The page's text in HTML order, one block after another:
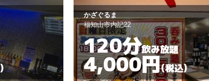
Nico
福知山市西本町
60分飲み放題
3,000円(税込)